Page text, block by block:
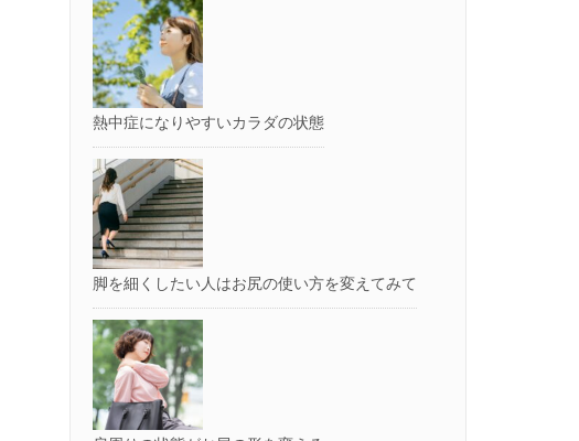
熱中症になりやすいカラダの状態
脚を細くしたい人はお尻の使い方を変えてみて